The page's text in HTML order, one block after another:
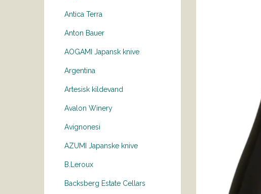
Antica Terra
Anton Bauer
AOGAMI Japansk knive
Argentina
Artesisk kildevand
Avalon Winery
Avignonesi
AZUMI Japanske knive
B.Leroux
Backsberg Estate Cellars